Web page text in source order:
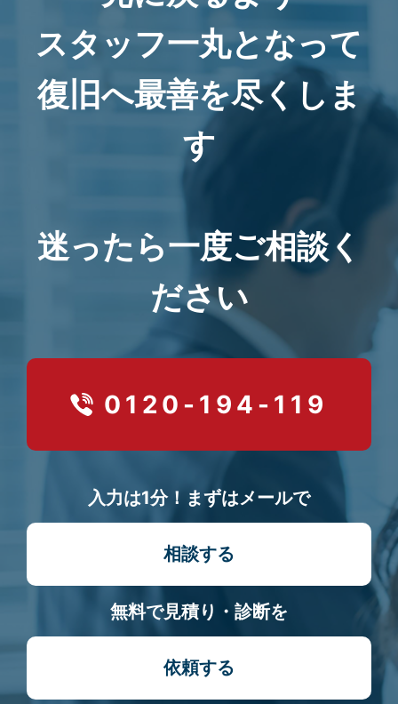
スタッフ一丸となって
復旧へ最善を尽くしま
す
迷ったら一度ご相談く
ださい
0120-194-119
入力は1分！まずはメールで
相談する
無料で見積り・診断を
依頼する